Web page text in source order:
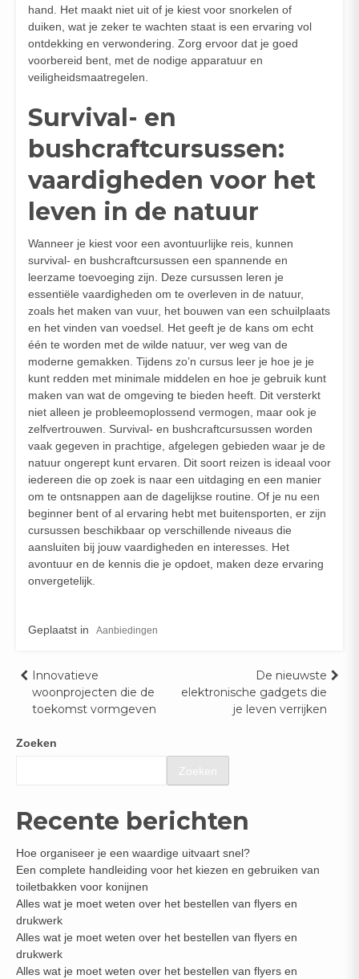
hand. Het maakt niet uit of je kiest voor snorkelen of
duiken, wat je zeker te wachten staat is een ervaring vol
ontdekking en verwondering. Zorg ervoor dat je goed
voorbereid bent, met de nodige apparatuur en
veiligheidsmaatregelen.
Survival- en
bushcraftcursussen:
vaardigheden voor het
leven in de natuur
Wanneer je kiest voor een avontuurlijke reis, kunnen
survival- en bushcraftcursussen een spannende en
leerzame toevoeging zijn. Deze cursussen leren je
essentiële vaardigheden om te overleven in de natuur,
zoals het maken van vuur, het bouwen van een schuilplaats
en het vinden van voedsel. Het geeft je de kans om echt
één te worden met de wilde natuur, ver weg van de
moderne gemakken. Tijdens zo’n cursus leer je hoe je je
kunt redden met minimale middelen en hoe je gebruik kunt
maken van wat de omgeving te bieden heeft. Dit versterkt
niet alleen je probleemoplossend vermogen, maar ook je
zelfvertrouwen. Survival- en bushcraftcursussen worden
vaak gegeven in prachtige, afgelegen gebieden waar je de
natuur ongerept kunt ervaren. Dit soort reizen is ideaal voor
iedereen die op zoek is naar een uitdaging en een manier
om te ontsnappen aan de dagelijkse routine. Of je nu een
beginner bent of al ervaring hebt met buitensporten, er zijn
cursussen beschikbaar op verschillende niveaus die
aansluiten bij jouw vaardigheden en interesses. Het
avontuur en de kennis die je opdoet, maken deze ervaring
onvergetelijk.
Geplaatst in Aanbiedingen
Bericht
navigatie
Innovatieve
woonprojecten die de
toekomst vormgeven
De nieuwste
elektronische gadgets die
je leven verrijken
Zoeken
Zoeken
Recente berichten
Hoe organiseer je een waardige uitvaart snel?
Een complete handleiding voor het kiezen en gebruiken van
toiletbakken voor konijnen
Alles wat je moet weten over het bestellen van flyers en
drukwerk
Alles wat je moet weten over het bestellen van flyers en
drukwerk
Alles wat je moet weten over het bestellen van flyers en